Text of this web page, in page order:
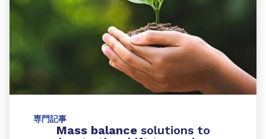
専門記事
Mass balance solutions to